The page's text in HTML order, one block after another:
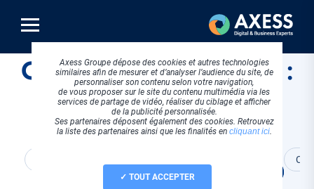
contenu
principal
Cloud et hébergement :
tous les articles
Cloud et hébergement
Axess Groupe dépose des cookies et autres technologies
similaires afin de mesurer et d’analyser l’audience du site, de
personnaliser son contenu selon votre navigation,
de vous proposer sur le site du contenu multimédia via les
services de partage de vidéo, réaliser du ciblage et afficher
de la publicité personnalisée.
Ses partenaires déposent également des cookies. Retrouvez
la liste des partenaires ainsi que les finalités en cliquant ici.
TOUT ACCEPTER